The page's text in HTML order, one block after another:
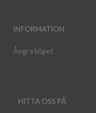
INFORMATION
Ångra köpet
HITTA OSS PÅ